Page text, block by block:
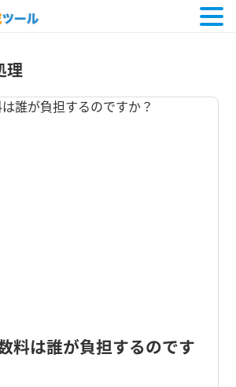
理
料は誰が負担するのです